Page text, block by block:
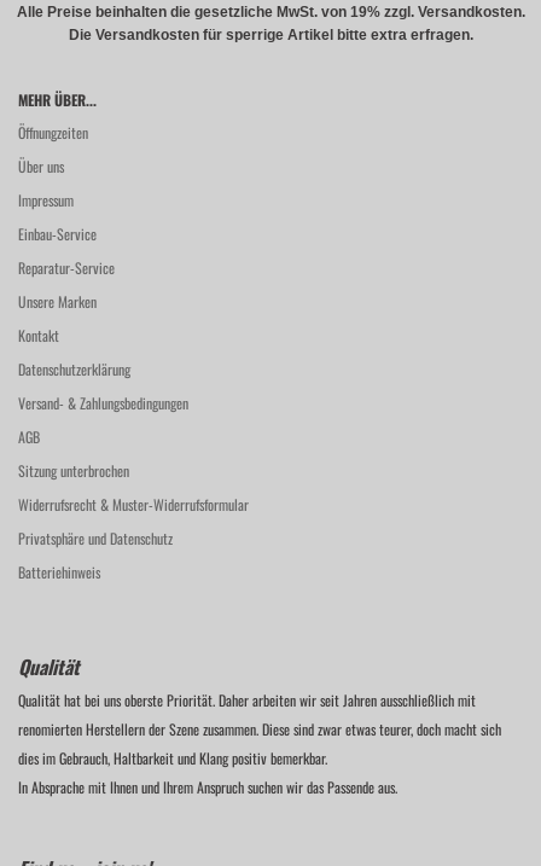
Alle Preise beinhalten die gesetzliche MwSt. von 19% zzgl. Versandkosten.
Die Versandkosten für sperrige Artikel bitte extra erfragen.
MEHR ÜBER...
Öffnungzeiten
Über uns
Impressum
Einbau-Service
Reparatur-Service
Unsere Marken
Kontakt
Datenschutzerklärung
Versand- & Zahlungsbedingungen
AGB
Sitzung unterbrochen
Widerrufsrecht & Muster-Widerrufsformular
Privatsphäre und Datenschutz
Batteriehinweis
Qualität
Qualität hat bei uns oberste Priorität. Daher arbeiten wir seit Jahren ausschließlich mit
renomierten Herstellern der Szene zusammen. Diese sind zwar etwas teurer, doch macht sich
dies im Gebrauch, Haltbarkeit und Klang positiv bemerkbar.
In Absprache mit Ihnen und Ihrem Anspruch suchen wir das Passende aus.